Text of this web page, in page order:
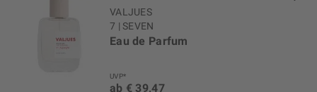
VALJUES
7 | SEVEN
Eau de Parfum
UVP*
ab € 39,47